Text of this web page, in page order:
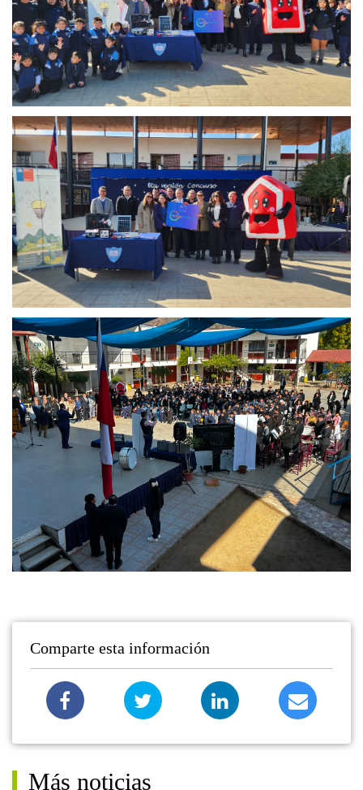
Comparte esta información
Más noticias